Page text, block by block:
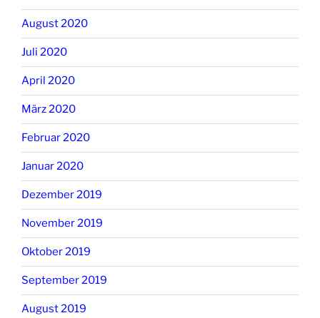
August 2020
Juli 2020
April 2020
März 2020
Februar 2020
Januar 2020
Dezember 2019
November 2019
Oktober 2019
September 2019
August 2019